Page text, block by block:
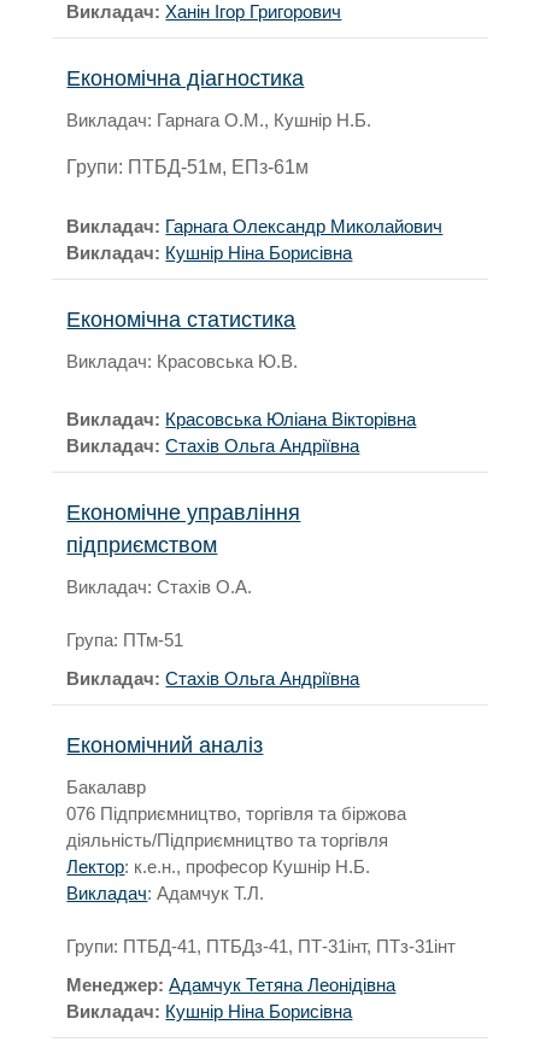
Викладач:Ханін Ігор Григорович
Економічна діагностика
Викладач: Гарнага О.М., Кушнір Н.Б.
Групи: ПТБД-51м, ЕПз-61м
Викладач: Гарнага Олександр Миколайович
Викладач: Кушнір Ніна Борисівна
Економічна статистика
Викладач: Красовська Ю.В.
Викладач: Красовська Юліана Вікторівна
Викладач:Стахів Ольга Андріївна
Економічне управління
підприємством
Викладач: Стахів О.А.
Група: ПТм-51
Викладач:Стахів Ольга Андріївна
Економічний аналіз
Бакалавр
076 Підприємництво, торгівля та біржова
діяльність/Підприємництво та торгівля
Лектор: к.е.н., професор Кушнір Н.Б.
Викладач: Адамчук Т.Л.
Групи: ПТБД-41, ПТБДз-41, ПТ-31інт, ПТз-31інт
Менеджер:Адамчук Тетяна Леонідівна
Викладач: Кушнір Ніна Борисівна